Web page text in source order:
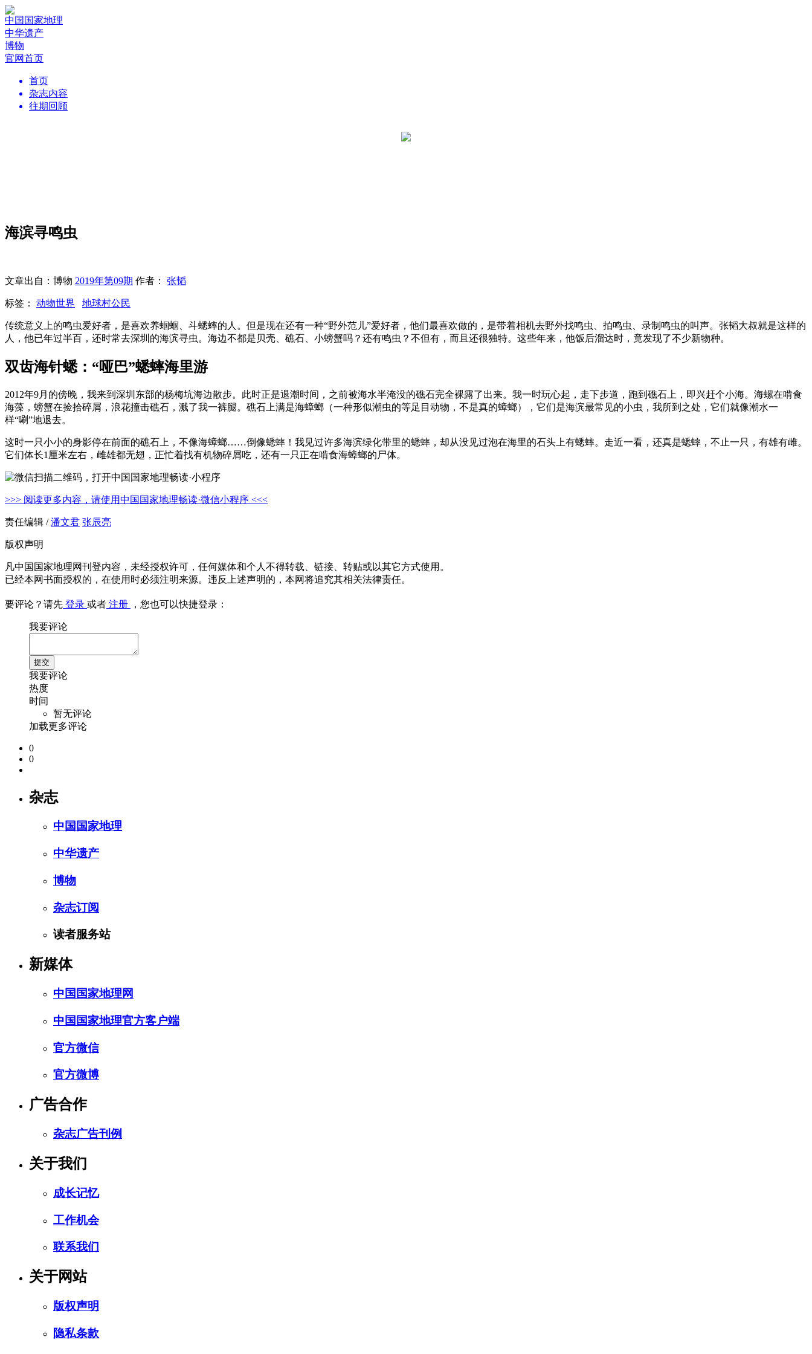
中国国家地理
中华遗产
博物
官网首页
首页
杂志内容
往期回顾
海滨寻鸣虫
文章出自：博物 2019年第09期 作者： 张韬
标签： 动物世界 地球村公民
传统意义上的鸣虫爱好者，是喜欢养蝈蝈、斗蟋蟀的人。但是现在还有一种“野外范儿”爱好者，他们最喜欢做的，是带着相机去野外找鸣虫、拍鸣虫、录制鸣虫的叫声。张韬大叔就是这样的
人，他已年过半百，还时常去深圳的海滨寻虫。海边不都是贝壳、礁石、小螃蟹吗？还有鸣虫？不但有，而且还很独特。这些年来，他饭后溜达时，竟发现了不少新物种。
双齿海针蟋：“哑巴”蟋蟀海里游
2012年9月的傍晚，我来到深圳东部的杨梅坑海边散步。此时正是退潮时间，之前被海水半淹没的礁石完全裸露了出来。我一时玩心起，走下步道，跑到礁石上，即兴赶个小海。海螺在啃食
海藻，螃蟹在捡拾碎屑，浪花撞击礁石，溅了我一裤腿。礁石上满是海蟑螂（一种形似潮虫的等足目动物，不是真的蟑螂），它们是海滨最常见的小虫，我所到之处，它们就像潮水一
样“唰”地退去。
这时一只小小的身影停在前面的礁石上，不像海蟑螂……倒像蟋蟀！我见过许多海滨绿化带里的蟋蟀，却从没见过泡在海里的石头上有蟋蟀。走近一看，还真是蟋蟀，不止一只，有雄有雌。
它们体长1厘米左右，雌雄都无翅，正忙着找有机物碎屑吃，还有一只正在啃食海蟑螂的尸体。
>>> 阅读更多内容，请使用中国国家地理畅读·微信小程序 <<<
责任编辑 /潘文君 张辰亮
版权声明
凡中国国家地理网刊登内容，未经授权许可，任何媒体和个人不得转载、链接、转贴或以其它方式使用。
已经本网书面授权的，在使用时必须注明来源。违反上述声明的，本网将追究其相关法律责任。
要评论？请先 登录 或者 注册 ，您也可以快捷登录：
我要评论
我要评论
热度
时间
暂无评论
加载更多评论
0
0
杂志
中国国家地理
中华遗产
博物
杂志订阅
读者服务站
新媒体
中国国家地理网
中国国家地理官方客户端
官方微信
官方微博
广告合作
杂志广告刊例
关于我们
成长记忆
工作机会
联系我们
关于网站
版权声明
隐私条款